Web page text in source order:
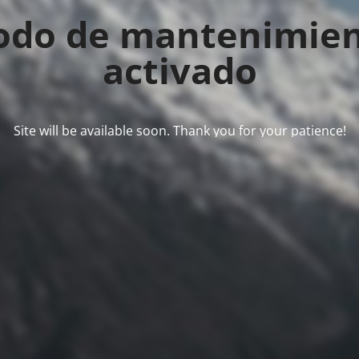
de
activado
Site will be available soon. Thank you for your patience!